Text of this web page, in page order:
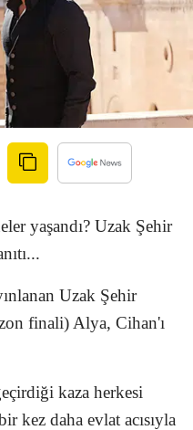
yaşandı? Uzak Şehir
Uzak Şehir
finali) Alya, Cihan'ı
kaza herkesi
kez daha evlat acısıyla